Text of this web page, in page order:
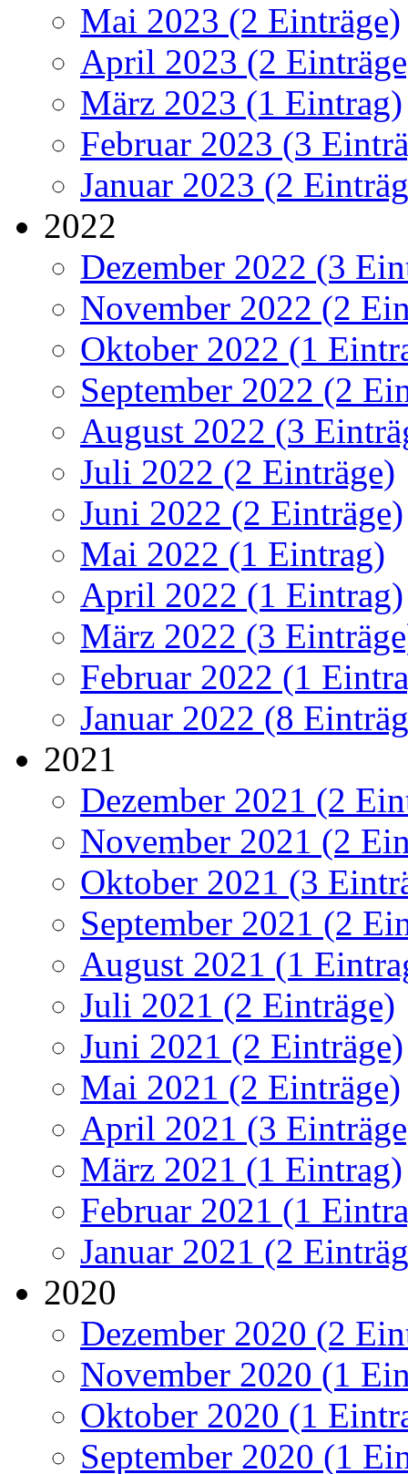
Mai 2023 (2 Einträge)
April 2023 (2
März 2023 (1 Eintrag)
Februar 2023 (3
Januar 2023 (2
2022
Dezember 2022 (3
November 2022 (2
Oktober 2022 (1
September 2022 (2
August 2022 (3
Juli 2022 (2 Einträge)
Juni 2022 (2 Einträge)
Mai 2022 (1 Eintrag)
April 2022 (1 Eintrag)
März 2022 (3
Februar 2022 (1
Januar 2022 (8
2021
Dezember 2021 (2
November 2021 (2
Oktober 2021 (3
September 2021 (2
August 2021 (1
Juli 2021 (2 Einträge)
Juni 2021 (2 Einträge)
Mai 2021 (2 Einträge)
April 2021 (3
März 2021 (1 Eintrag)
Februar 2021 (1
Januar 2021 (2
2020
Dezember 2020 (2
November 2020 (1
Oktober 2020 (1
September 2020 (1